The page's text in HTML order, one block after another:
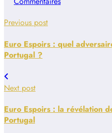
Previous post
Euro Espoirs : quel
Portugal ?
Next post
Euro Espoirs : la révélation
Portugal